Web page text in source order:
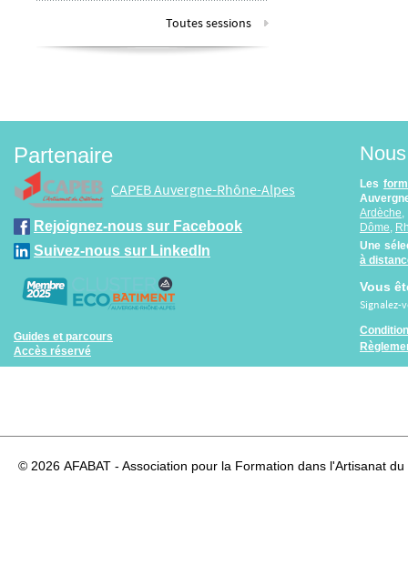
Toutes sessions
Partenaire
CAPEB Auvergne-Rhône-Alpes
Rejoignez-nous sur Facebook
Suivez-nous sur LinkedIn
Guides et parcours
Accès réservé
Les
Ardèche
Dôme,
Une
à
Vous
Signalez-
© 2026 AFABAT - Association pour la Formation dans l'Artisanat du